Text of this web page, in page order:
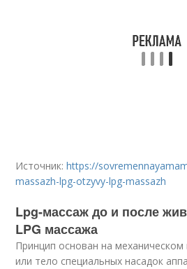
Источник:https://
massazh-lpg-otzyvy-lpg-massazh
Lpg-массаж до и после
LPG массажа
Принцип основан на механическом
или тело специальных насадок